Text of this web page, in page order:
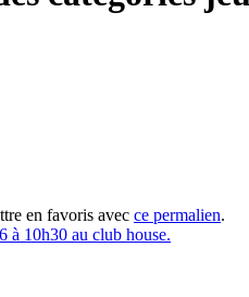
en favoris avec ce permalien.
à 10h30 au club house.